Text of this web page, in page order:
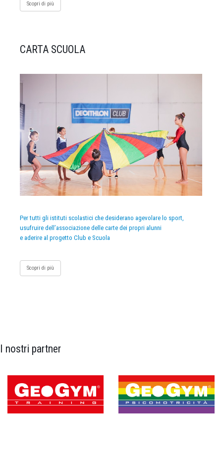
Scopri di più
CARTA SCUOLA
Per tutti gli istituti scolastici che desiderano agevolare lo sport,
usufruire dell’associazione delle carte dei propri alunni
e aderire al progetto Club e Scuola
Scopri di più
I nostri partner